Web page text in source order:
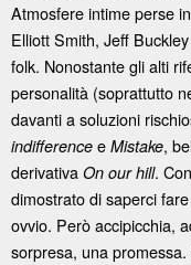
Atmosfere intime perse
Elliott Smith, Jeff
folk. Nonostante gli alti
personalità (soprattutto
davanti a soluzioni
indifference e Mistake,
derivativa On our hill.
dimostrato di saperci
ovvio. Però accipicchia,
sorpresa, una